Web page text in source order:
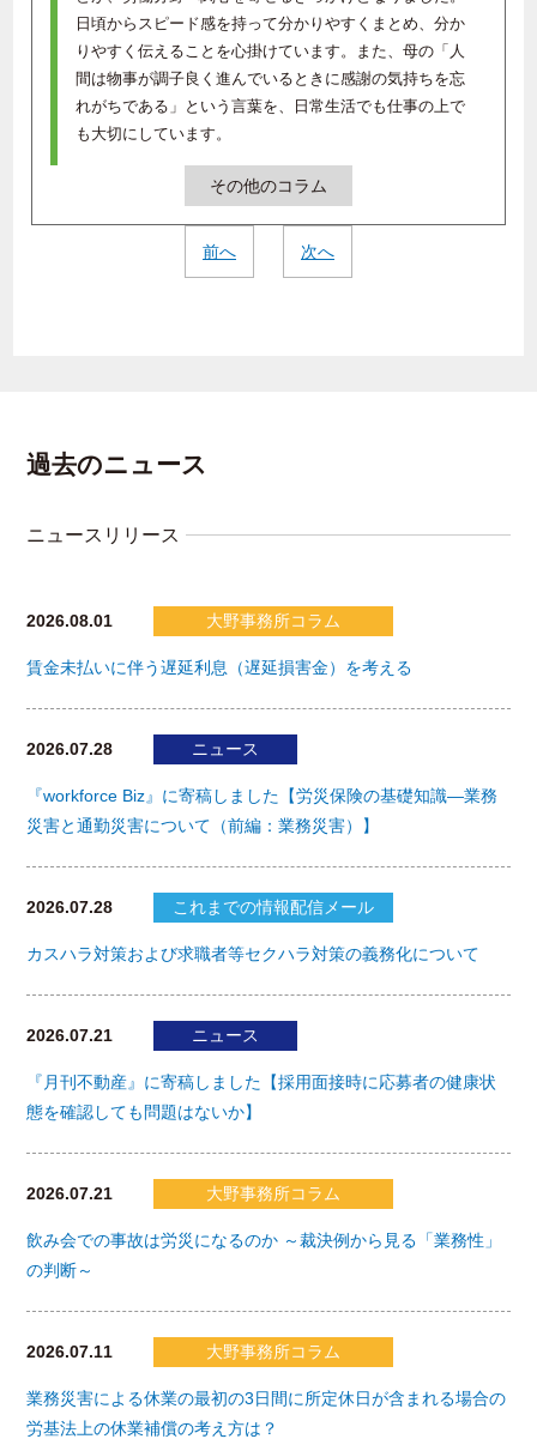
日頃からスピード感を持って分かりやすくまとめ、分か
りやすく伝えることを心掛けています。また、母の「人
間は物事が調子良く進んでいるときに感謝の気持ちを忘
れがちである」という言葉を、日常生活でも仕事の上で
も大切にしています。
その他のコラム
前へ 次へ
過去のニュース
ニュースリリース
2026.08.01 大野事務所コラム
賃金未払いに伴う遅延利息（遅延損害金）を考える
2026.07.28 ニュース
『workforce Biz』に寄稿しました【労災保険の基礎知識―業務
災害と通勤災害について（前編：業務災害）】
2026.07.28 これまでの情報配信メール
カスハラ対策および求職者等セクハラ対策の義務化について
2026.07.21 ニュース
『月刊不動産』に寄稿しました【採用面接時に応募者の健康状
態を確認しても問題はないか】
2026.07.21 大野事務所コラム
飲み会での事故は労災になるのか ～裁決例から見る「業務性」
の判断～
2026.07.11 大野事務所コラム
業務災害による休業の最初の3日間に所定休日が含まれる場合の
労基法上の休業補償の考え方は？